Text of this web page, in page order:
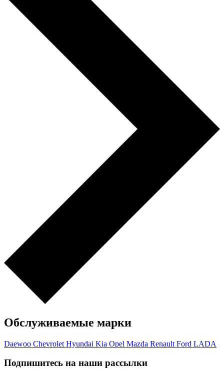
Обслуживаемые марки
Daewoo Chevrolet Hyundai Kia Opel Mazda Renault Ford LADA
Подпишитесь на наши рассылки